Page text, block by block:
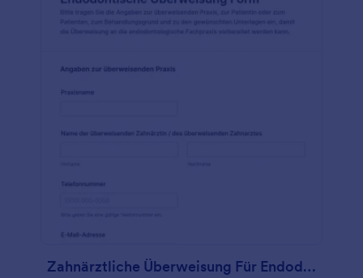
Zahnärztliche Überweisung Für Endodontie Fragebogen